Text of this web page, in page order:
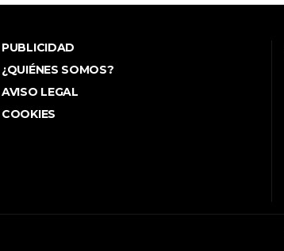
PUBLICIDAD
¿QUIÉNES SOMOS?
AVISO LEGAL
COOKIES